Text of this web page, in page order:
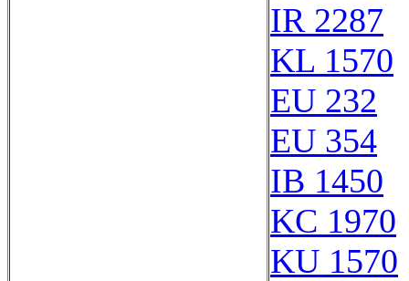
IR 2287
KL 1570
EU 232
EU 354
IB 1450
KC 1970
KU 1570